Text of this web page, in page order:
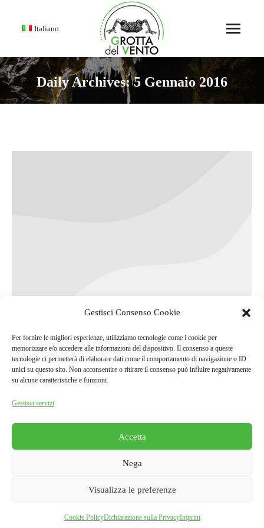
Gestisci Consenso Cookie
Per fornire le migliori esperienze, utilizziamo tecnologie come i cookie per
memorizzare e/o accedere alle informazioni del dispositivo. Il consenso a queste
tecnologie ci permetterà di elaborare dati come il comportamento di navigazione o ID
unici su questo sito. Non acconsentire o ritirare il consenso può influire negativamente
su alcune caratteristiche e funzioni.
Gestisci servizi
Accetta
Nega
Visualizza le preferenze
Cookie PolicyDichiarazione sulla PrivacyImprint
Italiano
Daily Archives:5 Gennaio 2016
Abbigliamento e oggettistica firmata
Grotta del Vento
Eventi ByGrotta del Vento
Cookie Policy·Privacy Policy|Call Us:+39-0583-722024